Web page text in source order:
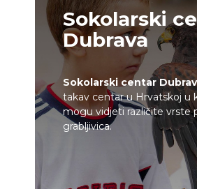
Sokolarski
Dubrava
Sokolarski centar
takav centar u Hrvatskoj u
mogu vidjeti različite vrste
grabljivica.